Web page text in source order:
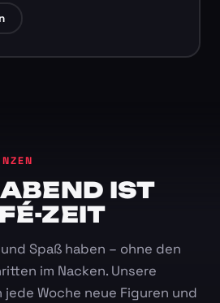
IST
ZEIT
Spaß haben – ohne den
im Nacken. Unsere
Woche neue Figuren und